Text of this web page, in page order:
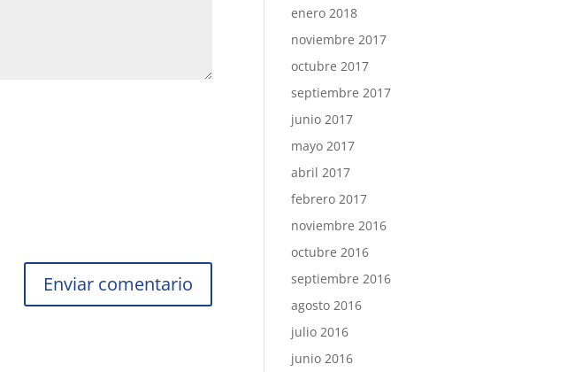
enero 2018
noviembre 2017
octubre 2017
septiembre 2017
junio 2017
mayo 2017
abril 2017
febrero 2017
noviembre 2016
octubre 2016
septiembre 2016
agosto 2016
julio 2016
junio 2016